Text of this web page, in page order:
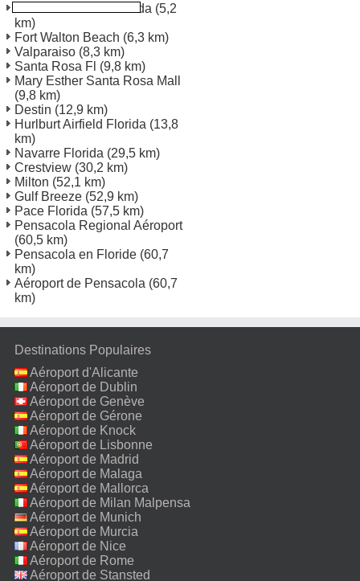
Ft Walton Beach Florida (5,2
km)
Fort Walton Beach (6,3 km)
Valparaiso (8,3 km)
Santa Rosa Fl (9,8 km)
Mary Esther Santa Rosa Mall
(9,8 km)
Destin (12,9 km)
Hurlburt Airfield Florida (13,8
km)
Navarre Florida (29,5 km)
Crestview (30,2 km)
Milton (52,1 km)
Gulf Breeze (52,9 km)
Pace Florida (57,5 km)
Pensacola Regional Aéroport
(60,5 km)
Pensacola en Floride (60,7
km)
Aéroport de Pensacola (60,7
km)
Destinations Populaires
Aéroport d'Alicante
Aéroport de Dublin
Aéroport de Genève
Aéroport de Gérone
Aéroport de Knock
Aéroport de Lisbonne
Aéroport de Madrid
Aéroport de Malaga
Aéroport de Mallorca
Aéroport de Milan Malpensa
Aéroport de Munich
Aéroport de Murcia
Aéroport de Nice
Aéroport de Rome
Fiumicino
Aéroport de Stansted